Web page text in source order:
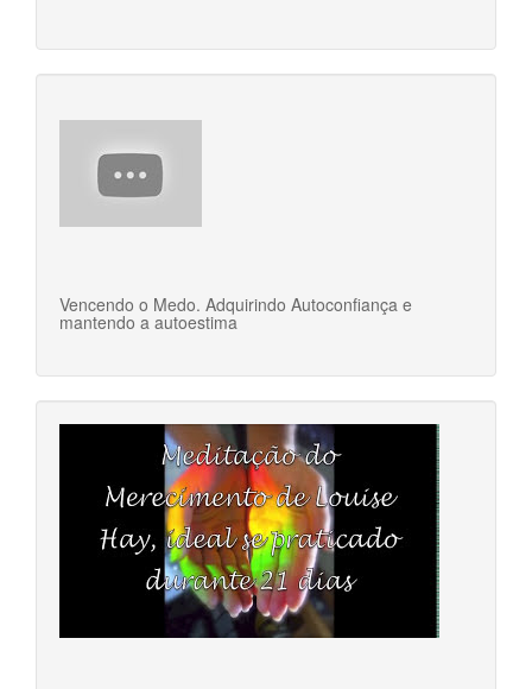
Vencendo o Medo. Adquirindo Autoconfiança e
mantendo a autoestima